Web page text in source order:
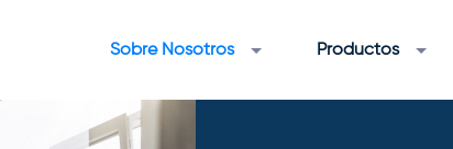
Sobre Nosotros Productos